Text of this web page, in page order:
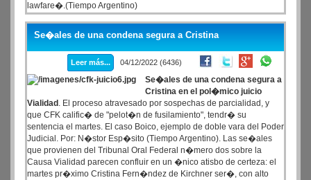
lawfare�.(Tiempo Argentino)
Se�ales de una condena segura a Cristina
Leer más... 04/12/2022 (6436)
Se�ales de una condena segura a
Cristina en el pol�mico juicio
Vialidad . El proceso atravesado por sospechas de parcialidad, y
que CFK calific� de "pelot�n de fusilamiento", tendr� su
sentencia el martes. El caso Boico, ejemplo de doble vara del Poder
Judicial. Por: N�stor Esp�sito (Tiempo Argentino). Las se�ales
que provienen del Tribunal Oral Federal n�mero dos sobre la
Causa Vialidad parecen confluir en un �nico atisbo de certeza: el
martes pr�ximo Cristina Fern�ndez de Kirchner ser�, con alto